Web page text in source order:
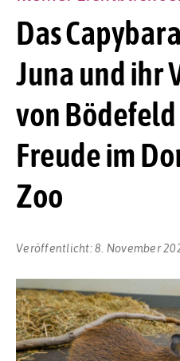
Das
Juna und ihr
von
Freude im
Zoo
Veröffentlicht:8. November